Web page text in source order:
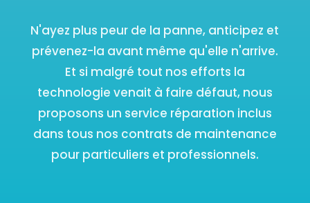
N'ayez plus peur de la panne, anticipez et
prévenez-la avant même qu'elle n'arrive.
Et si malgré tout nos efforts la
technologie venait à faire défaut, nous
proposons un service réparation inclus
dans tous nos contrats de maintenance
pour particuliers et professionnels.